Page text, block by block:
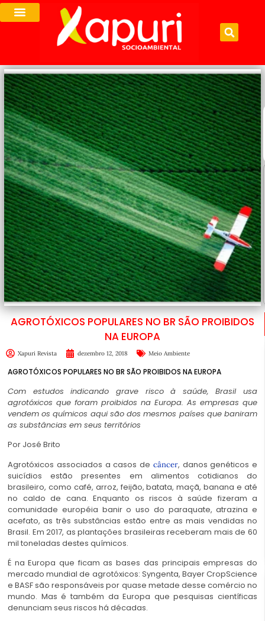
AGROTÓXICOS POPULARES NO BR SÃO PROIBIDOS
NA EUROPA
Xapuri Revista dezembro 12, 2018 Meio Ambiente
AGROTÓXICOS POPULARES NO BR SÃO PROIBIDOS NA EUROPA
Com estudos indicando grave risco à saúde, Brasil usa
agrotóxicos que foram proibidos na Europa. As empresas que
vendem os químicos aqui são dos mesmos países que baniram
as substâncias em seus territórios
Por José Brito
Agrotóxicos associados a casos de câncer, danos genéticos e
suicídios estão presentes em alimentos cotidianos do
brasileiro, como café, arroz, feijão, batata, maçã, banana e até
no caldo de cana. Enquanto os riscos à saúde fizeram a
comunidade européia banir o uso do paraquate, atrazina e
acefato, as três substâncias estão entre as mais vendidas no
Brasil. Em 2017, as plantações brasileiras receberam mais de 60
mil toneladas destes químicos.
É na Europa que ficam as bases das principais empresas do
mercado mundial de agrotóxicos: Syngenta, Bayer CropScience
e BASF são responsáveis por quase metade desse comércio no
mundo. Mas é também da Europa que pesquisas científicas
denunciam seus riscos há décadas.